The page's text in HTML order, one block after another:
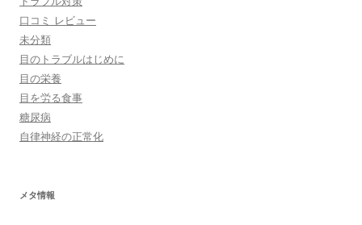
口コミ レビュー
未分類
目のトラブルはじめに
目の栄養
目を労る食事
糖尿病
自律神経の正常化
メタ情報